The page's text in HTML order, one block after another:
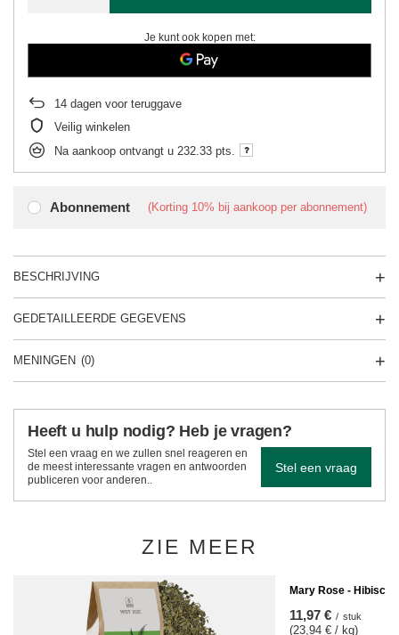
Abonnement (Korting 10% bij aankoop per abonnement)
Je kunt ook kopen met:
14 dagen voor teruggave
Veilig winkelen
Na aankoop ontvangt u 232.33 pts.
BESCHRIJVING
GEDETAILLEERDE GEGEVENS
MENINGEN (0)
Heeft u hulp nodig? Heb je vragen?
Stel een vraag en we zullen snel reageren en
de meest interessante vragen en antwoorden
publiceren voor anderen..
Stel een vraag
ZIE MEER
Mary Rose -
11,97 € / stuk
(23,94 € / kg)